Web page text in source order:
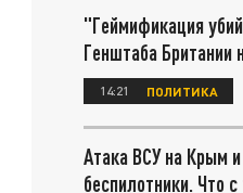
"Геймификация
Генштаба Британии
14:21 ПОЛИТИКА
Атака ВСУ на Крым
беспилотники. Что